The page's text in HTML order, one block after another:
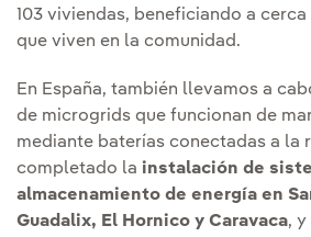
103 viviendas, beneficiando a
que viven en la comunidad.
En España, también llevamos a
de microgrids que funcionan de
mediante baterías conectadas a la
completado la instalación de
almacenamiento de energía en
Guadalix, El Hornico y Caravaca,